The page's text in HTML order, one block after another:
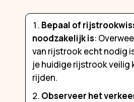
Bepaal of
noodzakelijk is:
van rijstrook echt nodig
je huidige rijstrook veilig
rijden.
Observeer het